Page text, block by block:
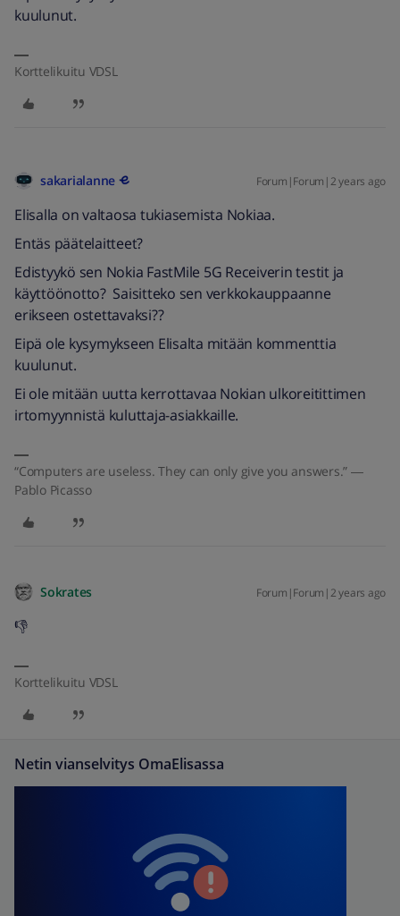
kuulunut.
Korttelikuitu VDSL
sakarialanne Forum|Forum|2 years ago
Elisalla on valtaosa tukiasemista Nokiaa.
Entäs päätelaitteet?
Edistyykö sen Nokia FastMile 5G Receiverin testit ja
käyttöönotto? Saisitteko sen verkkokauppaanne
erikseen ostettavaksi??
Eipä ole kysymykseen Elisalta mitään kommenttia
kuulunut.
Ei ole mitään uutta kerrottavaa Nokian ulkoreitittimen
irtomyynnistä kuluttaja-asiakkaille.
“Computers are useless. They can only give you answers.” ―
Pablo Picasso
Sokrates Forum|Forum|2 years ago
👎
Korttelikuitu VDSL
Netin vianselvitys OmaElisassa